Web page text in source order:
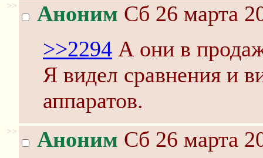
>> Аноним Сб 26 марта
>>2294 А они в
Я видел сравнения и
аппаратов.
>> Аноним Сб 26 марта